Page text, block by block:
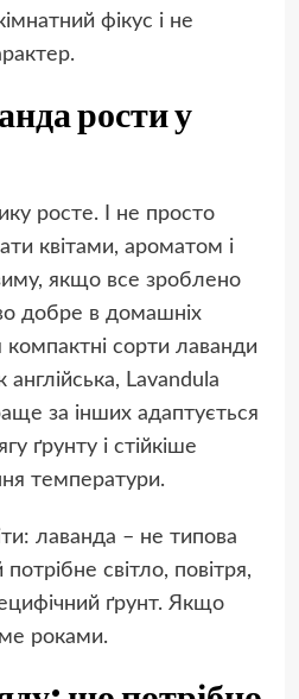
фікус і не
рости у
росте. І не просто
квітами, ароматом і
якщо все зроблено
добре в домашніх
сорти лаванди
англійська, Lavandula
за інших адаптується
ґрунту і стійкіше
температури.
лаванда – не типова
світло, повітря,
ґрунт. Якщо
роками.